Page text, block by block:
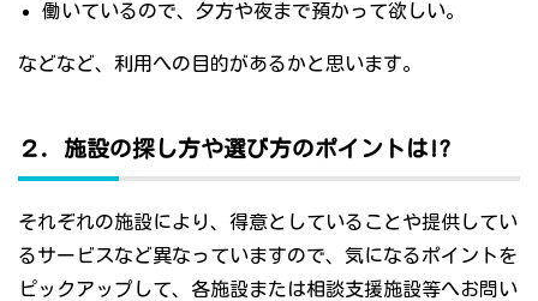
働いているので、夕方や夜まで預かって欲しい。
などなど、利用への目的があるかと思います。
２．施設の探し方や選び方のポイントは!?
それぞれの施設により、得意としていることや提供してい
るサービスなど異なっていますので、気になるポイントを
ピックアップして、各施設または相談支援施設等へお問い